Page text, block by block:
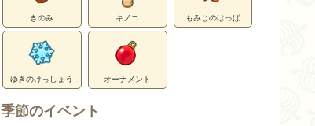
きのみ キノコ もみじのはっぱ
ゆきのけっしょう オーナメント
季節のイベント